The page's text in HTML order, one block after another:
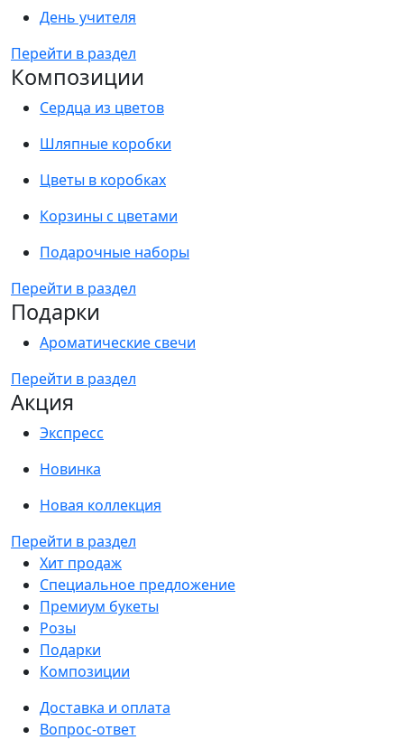
День учителя
Перейти в раздел
Композиции
Сердца из цветов
Шляпные коробки
Цветы в коробках
Корзины с цветами
Подарочные наборы
Перейти в раздел
Подарки
Ароматические свечи
Перейти в раздел
Акция
Экспресс
Новинка
Новая коллекция
Перейти в раздел
Хит продаж
Специальное предложение
Премиум букеты
Розы
Подарки
Композиции
Доставка и оплата
Вопрос-ответ